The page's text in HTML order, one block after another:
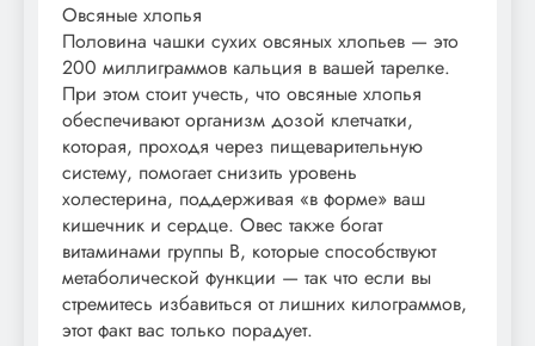
Овсяные хлопья
Половина чашки сухих овсяных хлопьев — это
200 миллиграммов кальция в вашей тарелке.
При этом стоит учесть, что овсяные хлопья
обеспечивают организм дозой клетчатки,
которая, проходя через пищеварительную
систему, помогает снизить уровень
холестерина, поддерживая «в форме» ваш
кишечник и сердце. Овес также богат
витаминами группы В, которые способствуют
метаболической функции — так что если вы
стремитесь избавиться от лишних килограммов,
этот факт вас только порадует.